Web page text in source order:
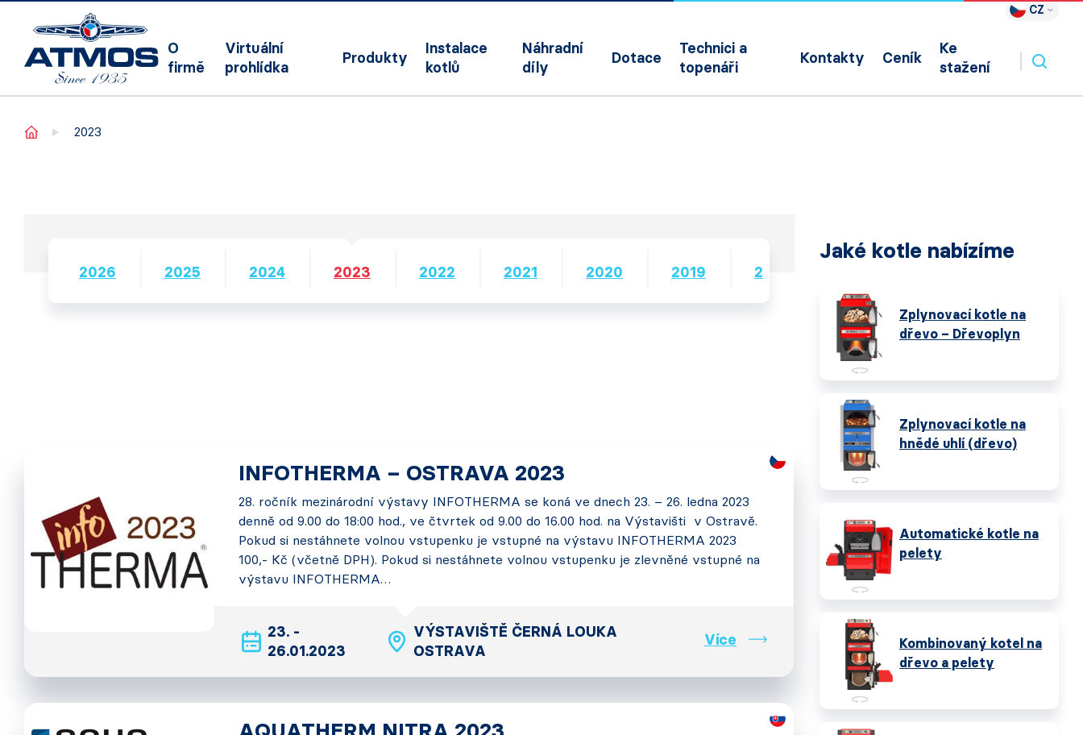
CZ
O
firmě
Virtuální
prohlídka
Produkty
Instalace
kotlů
Náhradní
díly
Dotace
Technici a
topenáři
Kontakty Ceník
Ke
stažení
Home 2023
2026 2025 2024 2023 2022 2021 2020 2019 2018
INFOTHERMA – OSTRAVA 2023
28. ročník mezinárodní výstavy INFOTHERMA se koná ve dnech 23. – 26. ledna 2023
denně od 9.00 do 18:00 hod., ve čtvrtek od 9.00 do 16.00 hod. na Výstavišti v Ostravě.
Pokud si nestáhnete volnou vstupenku je vstupné na výstavu INFOTHERMA 2023
100,- Kč (včetně DPH). Pokud si nestáhnete volnou vstupenku je zlevněné vstupné na
výstavu INFOTHERMA…
23. -
26.01.2023
VÝSTAVIŠTĚ ČERNÁ LOUKA
OSTRAVA
Více
Jaké kotle nabízíme
Zplynovací kotle na
dřevo – Dřevoplyn
Zplynovací kotle na
hnědé uhlí (dřevo)
Automatické kotle na
pelety
Kombinovaný kotel na
dřevo a pelety